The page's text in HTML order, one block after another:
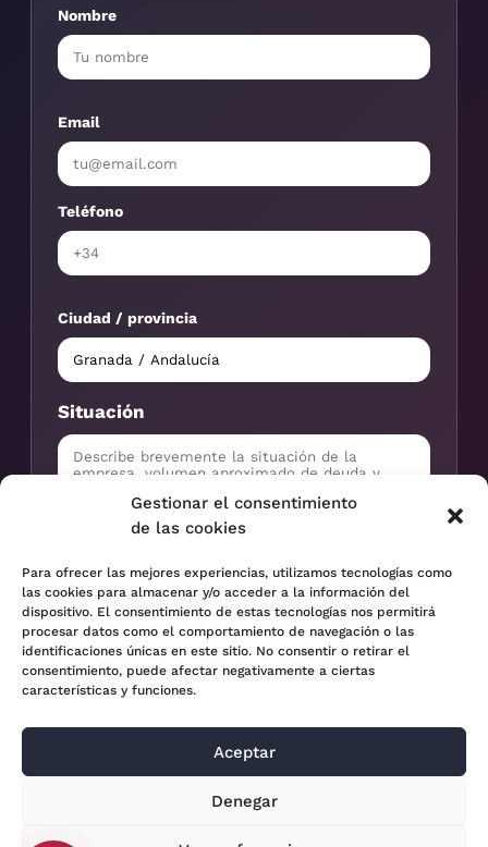
Gestionar el consentimiento
de las cookies
Para ofrecer las mejores experiencias, utilizamos tecnologías como
las cookies para almacenar y/o acceder a la información del
dispositivo. El consentimiento de estas tecnologías nos permitirá
procesar datos como el comportamiento de navegación o las
identificaciones únicas en este sitio. No consentir o retirar el
consentimiento, puede afectar negativamente a ciertas
características y funciones.
Aceptar
Denegar
Nombre
Email
Teléfono
Ciudad / provincia
Situación
Solicitar valoración
Información tratada con confidencialidad profesional.
Aviso Legal